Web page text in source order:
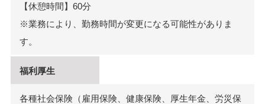
【休憩時間】60分
※業務により、勤務時間が変更になる可能性がありま
す。
福利厚生
各種社会保険（雇用保険、健康保険、厚生年金、労災保